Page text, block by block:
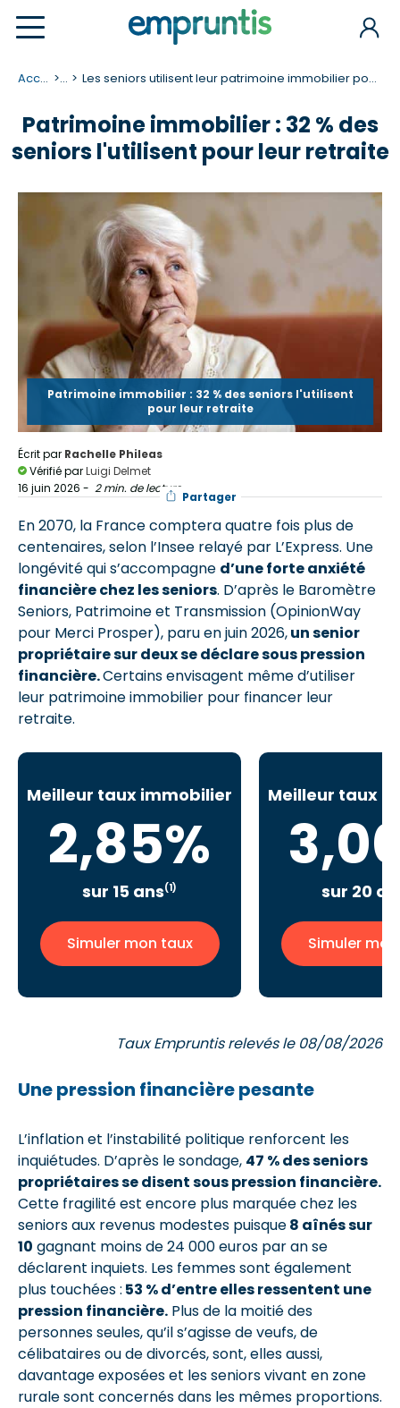
Accueil ... Les seniors utilisent leur patrimoine immobilier pour financer leur retraite
Patrimoine immobilier : 32 % des
seniors l'utilisent pour leur retraite
Patrimoine immobilier : 32 % des seniors l'utilisent
pour leur retraite
Écrit par Rachelle Phileas
Vérifié parLuigi Delmet
16 juin 2026 - 2 min. de lecture
Partager
En 2070, la France comptera quatre fois plus de
centenaires, selon l’Insee relayé par L’Express. Une
longévité qui s’accompagne d’une forte anxiété
financière chez les seniors. D’après le Baromètre
Seniors, Patrimoine et Transmission (OpinionWay
pour Merci Prosper), paru en juin 2026,un senior
propriétaire sur deux se déclare sous pression
financière.Certains envisagent même d’utiliser
leur patrimoine immobilier pour financer leur
retraite.
Meilleur taux immobilier
2,85%
sur 15 ans(1)
Simuler mon taux
Meilleur taux
sur 20
Simuler
Taux Empruntis relevés le 08/08/2026
Une pression financière pesante
L’inflation et l’instabilité politique renforcent les
inquiétudes. D’après le sondage, 47 % des seniors
propriétaires se disent sous pression financière.
Cette fragilité est encore plus marquée chez les
seniors aux revenus modestes puisque8 aînés sur
10 gagnant moins de 24 000 euros par an se
déclarent inquiets. Les femmes sont également
plus touchées : 53 % d’entre elles ressentent une
pression financière. Plus de la moitié des
personnes seules, qu’il s’agisse de veufs, de
célibataires ou de divorcés, sont, elles aussi,
davantage exposées et les seniors vivant en zone
rurale sont concernés dans les mêmes proportions.